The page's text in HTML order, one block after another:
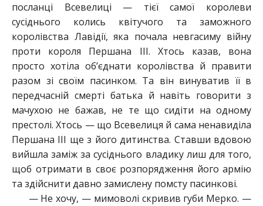
посланці Всевелиці — тієї самої королеви
сусіднього колись квітучого та заможного
королівства Лавідії, яка почала невгасиму війну
проти короля Першана ІІІ. Хтось казав, вона
просто хотіла об’єднати королівства й правити
разом зі своїм пасинком. Та він винуватив її в
передчасній смерті батька й навіть говорити з
мачухою не бажав, не те що сидіти на одному
престолі. Хтось — що Всевелиця й сама ненавиділа
Першана ІІІ ще з його дитинства. Ставши вдовою
вийшла заміж за сусіднього владику лиш для того,
щоб отримати в своє розпорядження його армію
та здійснити давно замислену помсту пасинкові.
— Не хочу, — мимоволі скривив губи Мерко. —